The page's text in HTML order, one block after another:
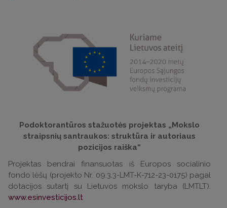
Podoktorantūros stažuotės projektas „Mokslo
straipsnių santraukos: struktūra ir autoriaus
pozicijos raiška“
Projektas bendrai finansuotas iš Europos socialinio
fondo lėšų (projekto Nr. 09.3.3-LMT-K-712-23-0175) pagal
dotacijos sutartį su Lietuvos mokslo taryba (LMTLT).
www.esinvesticijos.lt